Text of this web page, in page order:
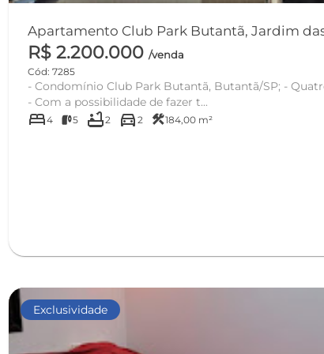
Apartamento Club Park Butantã, Jardim das
R$ 2.200.000 /venda
Cód: 7285
- Condomínio Club Park Butantã, Butantã/SP; - Quatro dormitórios, sendo duas suítes;
- Com a possibilidade de fazer t...
bed4 5 bathtub2 directions_car 2 construction184,00 m²
Exclusividade